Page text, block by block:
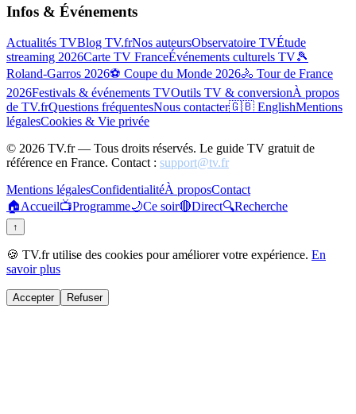
Infos & Événements
Actualités TVBlog TV.frNos auteursObservatoire TVÉtude
streaming 2026Carte TV FranceÉvénements culturels TV🎾
Roland-Garros 2026⚽ Coupe du Monde 2026🚴 Tour de France
2026Festivals & événements TVOutils TV & conversionÀ propos
de TV.frQuestions fréquentesNous contacter🇬🇧 EnglishMentions
légalesCookies & Vie privée
© 2026 TV.fr — Tous droits réservés. Le guide TV gratuit de
référence en France. Contact : support@tv.fr
Mentions légalesConfidentialitéÀ proposContact
🏠Accueil📺Programme🌙Ce soir🔴Direct🔍Recherche
↑
🍪 TV.fr utilise des cookies pour améliorer votre expérience. En
savoir plus
Accepter Refuser